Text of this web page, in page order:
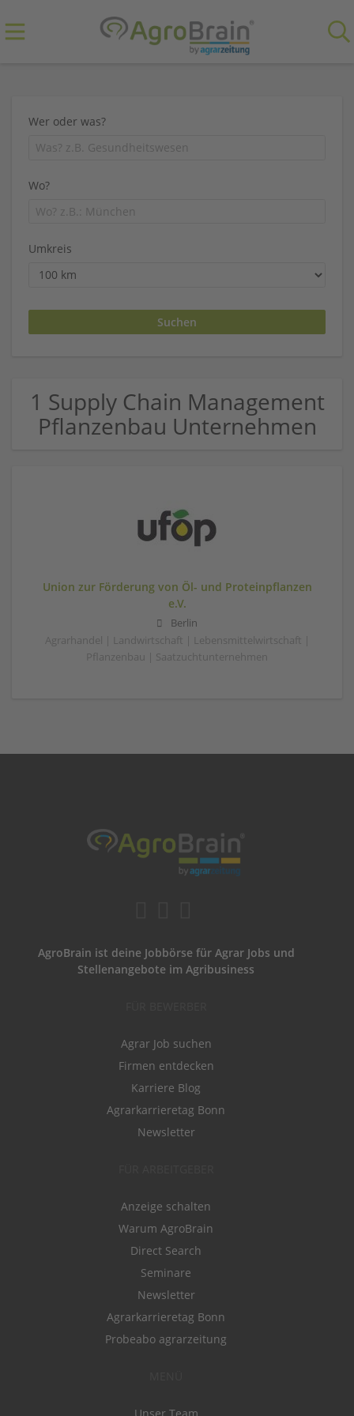
Wer oder was?
Wo?
Umkreis
1 Supply Chain Management
Pflanzenbau Unternehmen
Union zur Förderung von Öl- und Proteinpflanzen
e.V.
Berlin
Agrarhandel | Landwirtschaft | Lebensmittelwirtschaft |
Pflanzenbau | Saatzuchtunternehmen
AgroBrain ist deine Jobbörse für Agrar Jobs und
Stellenangebote im Agribusiness
Agrar Job suchen
Firmen entdecken
Karriere Blog
Agrarkarrieretag Bonn
Newsletter
Anzeige schalten
Warum AgroBrain
Direct Search
Seminare
Newsletter
Agrarkarrieretag Bonn
Probeabo agrarzeitung